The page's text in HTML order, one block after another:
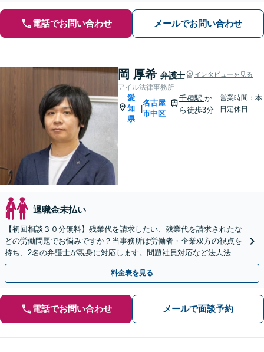
電話でお問い合わせ メールでお問い合わせ
岡 厚希 弁護士 インタビューを見る
アイル法律事務所
愛
知
県
名古屋
市中区
千種駅 か
ら徒歩3分
営業時間：本
日定休日
退職金未払い
【初回相談３０分無料】残業代を請求したい、残業代を請求されたな
どの労働問題でお悩みですか？当事務所は労働者・企業双方の視点を
持ち、2名の弁護士が親身に対応します。問題社員対応など法人法務
もお任せを。LINEからの予約も可能です。
料金表を見る
電話でお問い合わせ メールで面談予約